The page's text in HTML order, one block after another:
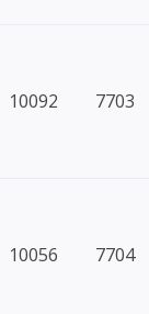
10092 7703
10056 7704